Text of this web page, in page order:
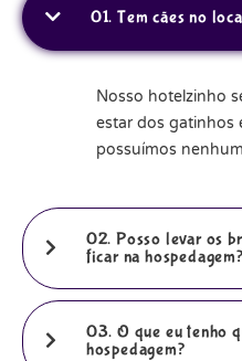
01. Tem cães no
Nosso hotelzinho
estar dos gatinhos
possuímos
02. Posso levar os
ficar na hospedagem?
03. O que eu tenho
hospedagem?